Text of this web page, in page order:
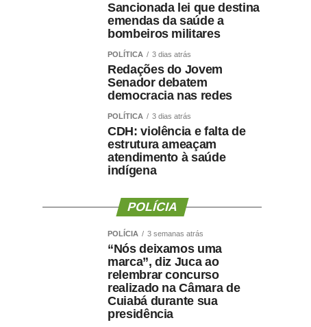
Sancionada lei que destina
emendas da saúde a
bombeiros militares
POLÍTICA 3 dias atrás
Redações do Jovem
Senador debatem
democracia nas redes
POLÍTICA 3 dias atrás
CDH: violência e falta de
estrutura ameaçam
atendimento à saúde
indígena
POLÍCIA
POLÍCIA 3 semanas atrás
“Nós deixamos uma
marca”, diz Juca ao
relembrar concurso
realizado na Câmara de
Cuiabá durante sua
presidência